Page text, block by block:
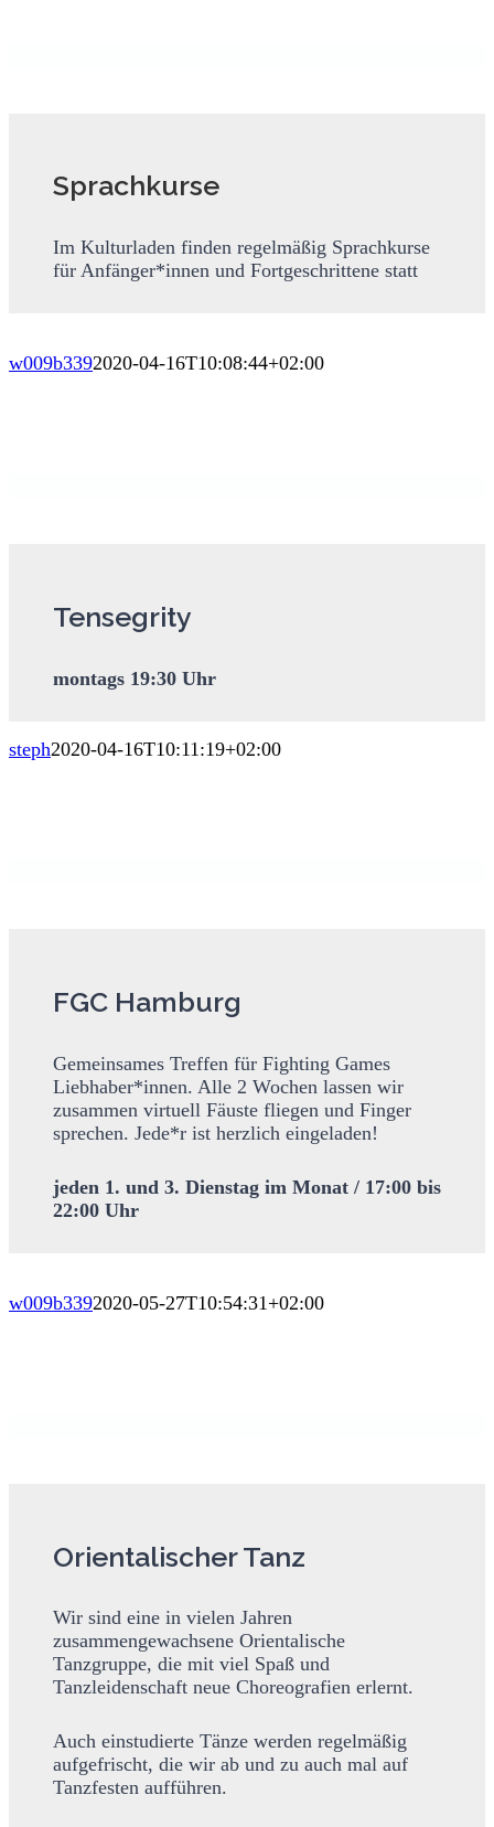
Sprachkurse
Im Kulturladen finden regelmäßig Sprachkurse
für Anfänger*innen und Fortgeschrittene statt
w009b3392020-04-16T10:08:44+02:00
Tensegrity
montags 19:30 Uhr
steph2020-04-16T10:11:19+02:00
FGC Hamburg
Gemeinsames Treffen für Fighting Games
Liebhaber*innen. Alle 2 Wochen lassen wir
zusammen virtuell Fäuste fliegen und Finger
sprechen. Jede*r ist herzlich eingeladen!
jeden 1. und 3. Dienstag im Monat / 17:00 bis
22:00 Uhr
w009b3392020-05-27T10:54:31+02:00
Orientalischer Tanz
Wir sind eine in vielen Jahren
zusammengewachsene Orientalische
Tanzgruppe, die mit viel Spaß und
Tanzleidenschaft neue Choreografien erlernt.
Auch einstudierte Tänze werden regelmäßig
aufgefrischt, die wir ab und zu auch mal auf
Tanzfesten aufführen.